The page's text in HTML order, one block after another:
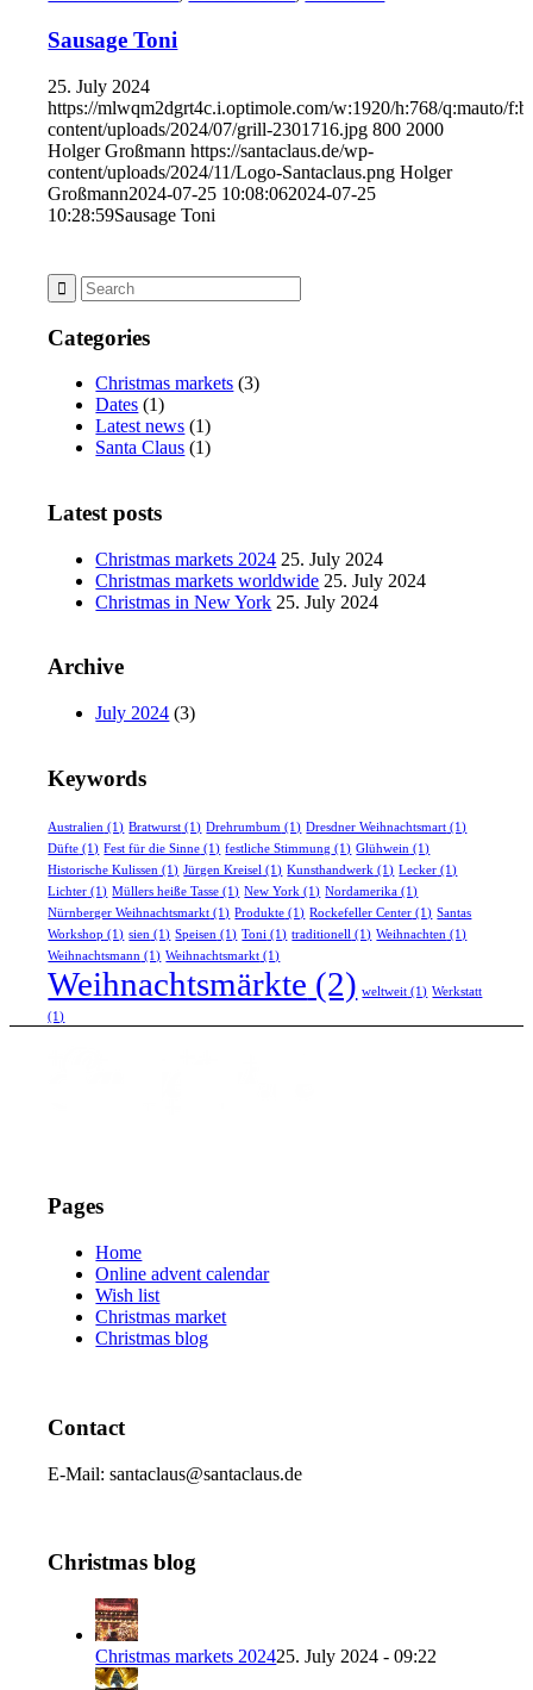
Sausage Toni
25. July 2024
https://mlwqm2dgrt4c.i.optimole.com/w:1920/h:768/q:mauto/
content/uploads/2024/07/grill-2301716.jpg 800 2000
Holger Großmann https://santaclaus.de/wp-
content/uploads/2024/11/Logo-Santaclaus.png Holger
Großmann2024-07-25 10:08:062024-07-25
10:28:59Sausage Toni
Categories
Christmas markets (3)
Dates (1)
Latest news (1)
Santa Claus (1)
Latest posts
Christmas markets 2024 25. July 2024
Christmas markets worldwide 25. July 2024
Christmas in New York 25. July 2024
Archive
July 2024 (3)
Keywords
Australien (1) Bratwurst (1) Drehrumbum (1) Dresdner Weihnachtsmart (1)
Düfte (1) Fest für die Sinne (1) festliche Stimmung (1) Glühwein (1)
Historische Kulissen (1) Jürgen Kreisel (1) Kunsthandwerk (1) Lecker (1)
Lichter (1) Müllers heiße Tasse (1) New York (1) Nordamerika (1)
Nürnberger Weihnachtsmarkt (1) Produkte (1) Rockefeller Center (1) Santas
Workshop (1) sien (1) Speisen (1) Toni (1) traditionell (1) Weihnachten (1)
Weihnachtsmann (1) Weihnachtsmarkt (1)
Weihnachtsmärkte (2) weltweit (1) Werkstatt
(1)
Pages
Home
Online advent calendar
Wish list
Christmas market
Christmas blog
Contact
E-Mail: santaclaus@santaclaus.de
Christmas blog
Christmas markets 202425. July 2024 - 09:22